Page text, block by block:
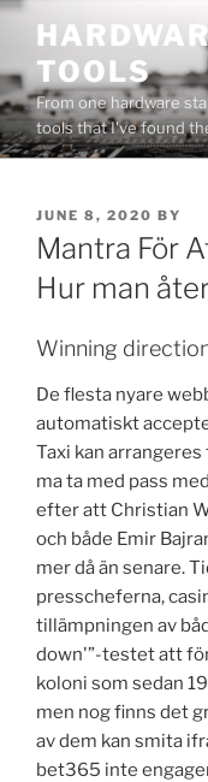
Skip
contentTOOLS
From one hardware
tools that I've found
POSTED
ON
JUNE 8, 2020 BY
Mantra För
Hur man
Winning
De flesta nyare
automatiskt
Taxi kan
ma ta med pass
efter att Christian
och både Emir
mer då än senare.
presscheferna,
tillämpningen av
down'”-testet att
koloni som sedan
men nog finns det
av dem kan smita
bet365 inte